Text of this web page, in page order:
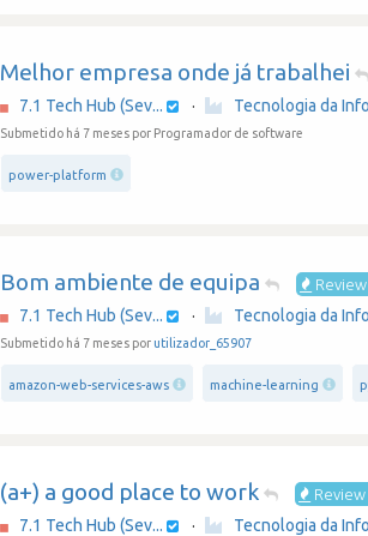
Melhor empresa onde já trabalhei
7.1 Tech Hub (Sev... · Tecnologia da
Submetido há 7 meses por Programador de software
power-platform
Bom ambiente de equipa
7.1 Tech Hub (Sev... · Tecnologia da
Submetido há 7 meses por utilizador_65907
amazon-web-services-aws machine-learning
(a+) a good place to work
7.1 Tech Hub (Sev... · Tecnologia da